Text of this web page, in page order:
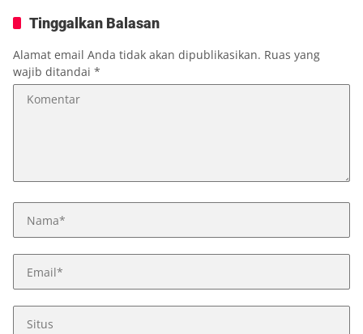
Tinggalkan Balasan
Alamat email Anda tidak akan dipublikasikan. Ruas yang
wajib ditandai *